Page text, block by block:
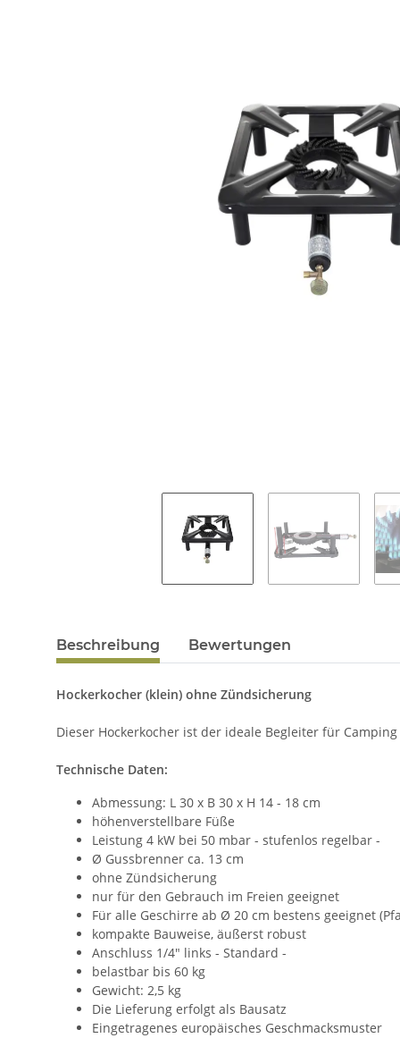
Beschreibung Bewertungen
Hockerkocher (klein) ohne Zündsicherung
Dieser Hockerkocher ist der ideale Begleiter für
Technische Daten:
Abmessung: L 30 x B 30 x H 14 - 18 cm
höhenverstellbare Füße
Leistung 4 kW bei 50 mbar - stufenlos regelbar -
Ø Gussbrenner ca. 13 cm
ohne Zündsicherung
nur für den Gebrauch im Freien geeignet
Für alle Geschirre ab Ø 20 cm bestens geeignet
kompakte Bauweise, äußerst robust
Anschluss 1/4" links - Standard -
belastbar bis 60 kg
Gewicht: 2,5 kg
Die Lieferung erfolgt als Bausatz
Eingetragenes europäisches Geschmacksmuster